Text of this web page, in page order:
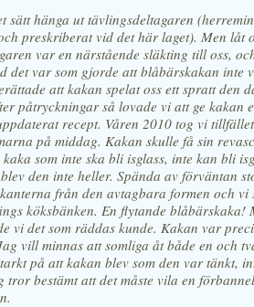
sätt hänga ut tävlingsdeltagaren
preskriberat vid det här laget). Men låt
var en närstående släkting till oss,
det var som gjorde att blåbärskakan inte
att kakan spelat oss ett spratt den
påtryckningar så lovade vi att ge kakan
recept. Våren 2010 tog vi
på middag. Kakan skulle få sin
som inte ska bli isglass, inte kan bli
den inte heller. Spända av förväntan
från den avtagbara formen och
köksbänken. En flytande blåbärskaka!
vi det som räddas kunde. Kakan var
vill minnas att somliga åt både en och
på att kakan blev som den var tänkt,
tror bestämt att det måste vila en